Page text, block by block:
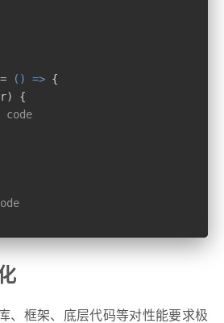
() => {
{
、框架、底层代码等对性能要求极